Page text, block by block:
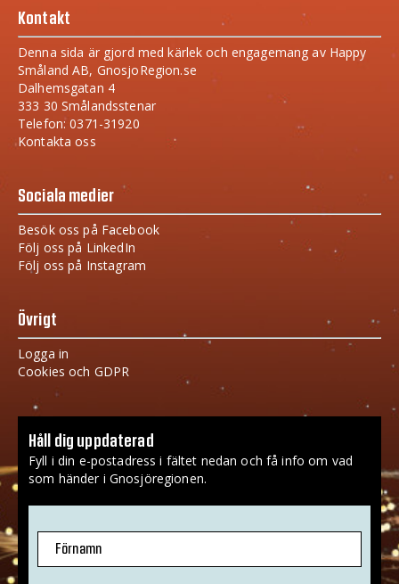
Kontakt
Denna sida är gjord med kärlek och engagemang av Happy
Småland AB, GnosjoRegion.se
Dalhemsgatan 4
333 30 Smålandsstenar
Telefon: 0371-31920
Kontakta oss
Sociala medier
Besök oss på Facebook
Följ oss på LinkedIn
Följ oss på Instagram
Övrigt
Logga in
Cookies och GDPR
Håll dig uppdaterad
Fyll i din e-postadress i fältet nedan och få info om vad
som händer i Gnosjöregionen.
Förnamn